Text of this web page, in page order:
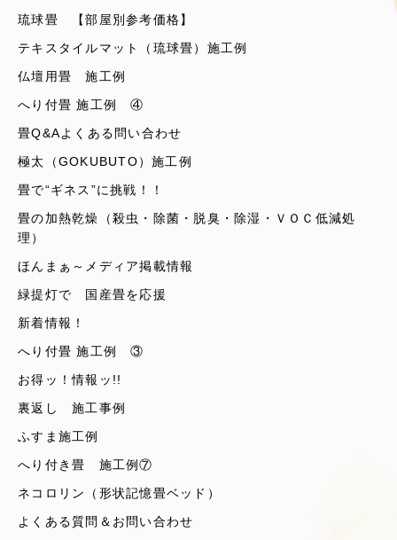
琉球畳 【部屋別参考価格】
テキスタイルマット（琉球畳）施工例
仏壇用畳 施工例
へり付畳 施工例 ④
畳Q&Aよくある問い合わせ
極太（GOKUBUTO）施工例
畳で“ギネス”に挑戦！！
畳の加熱乾燥（殺虫・除菌・脱臭・除湿・ＶＯＣ低減処
理）
ほんまぁ～メディア掲載情報
緑提灯で 国産畳を応援
新着情報！
へり付畳 施工例 ③
お得ッ！情報ッ!!
裏返し 施工事例
ふすま施工例
へり付き畳 施工例⑦
ネコロリン（形状記憶畳ベッド）
よくある質問＆お問い合わせ